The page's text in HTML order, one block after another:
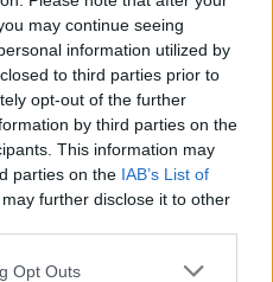
may continue seeing
information utilized by
to third parties prior to
opt-out of the further
by third parties on the
This information may
parties on the IAB’s List of
further disclose it to other
uses one or more Google
Opt Outs
már zajlik a teljesen új
csomópont építése
és jelzőlámpás
épül Angyalföldön